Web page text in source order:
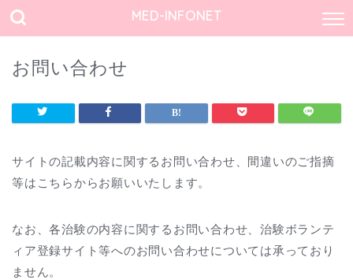
MED-INFONET
お問い合わせ
サイトの記載内容に関するお問い合わせ、間違いのご指摘
等はこちらからお願いいたします。
なお、各治験の内容に関するお問い合わせ、治験ボランテ
ィア登録サイト等へのお問い合わせについては承っており
ません。